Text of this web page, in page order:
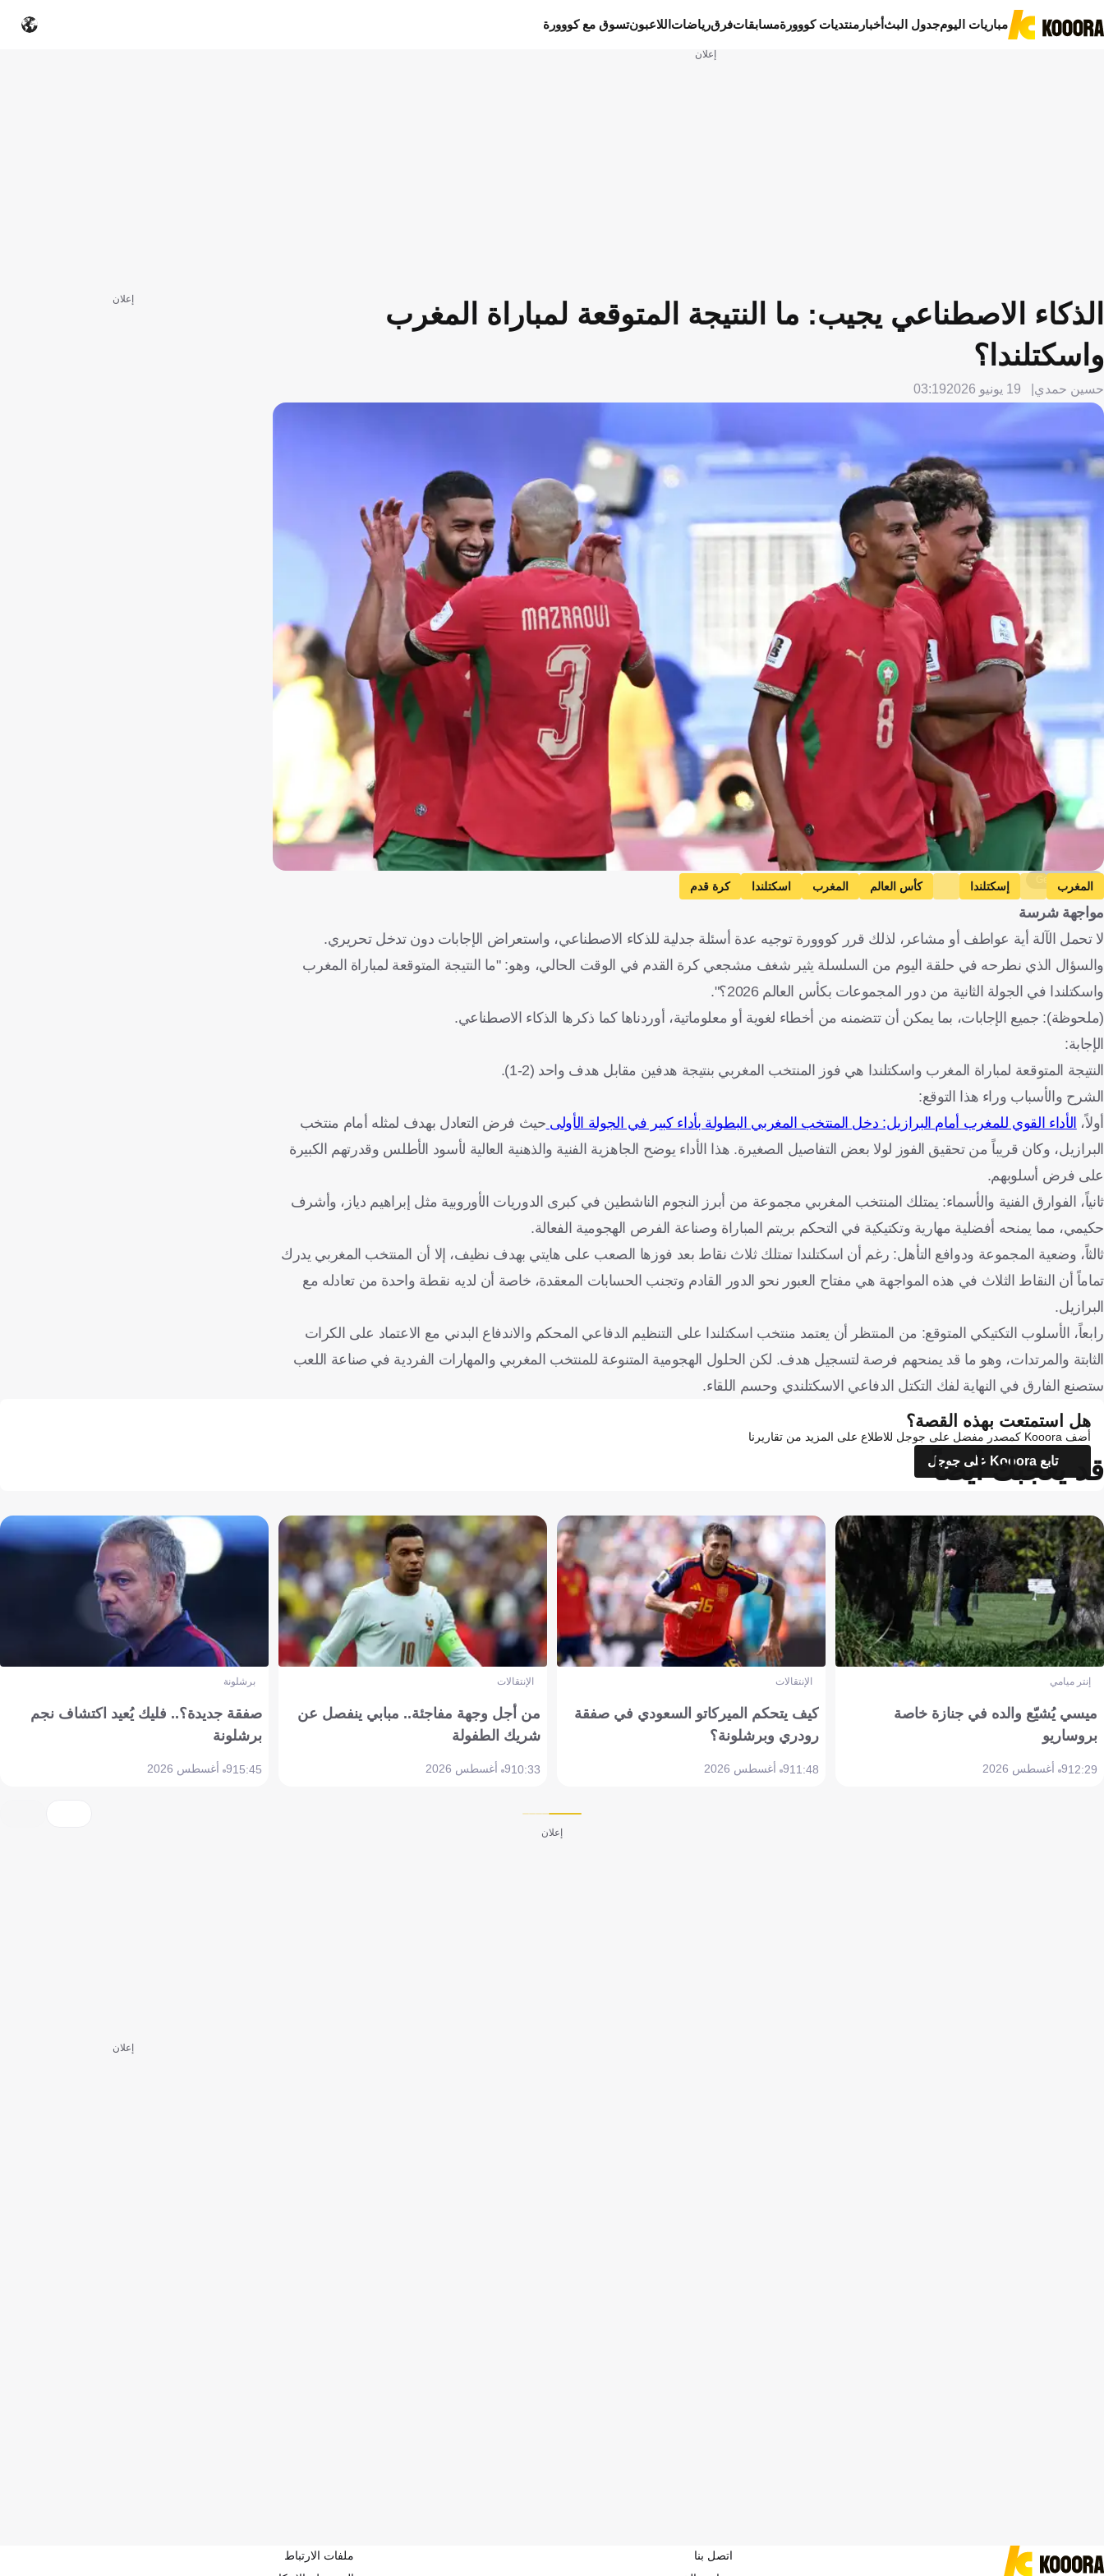
مباريات اليومجدول البثأخبار منتديات كووورةمسابقاتفرقرياضات اللاعبونتسوق مع كووورة
إعلان
الذكاء الاصطناعي يجيب: ما النتيجة المتوقعة لمباراة المغرب
واسكتلندا؟
حسين حمدي 19 يونيو 2026 03:19
Getty Images
المغرب إسكتلندا كأس العالم المغرب اسكتلندا كرة قدم
مواجهة شرسة
لا تحمل الآلة أية عواطف أو مشاعر، لذلك قرر كووورة توجيه عدة أسئلة جدلية للذكاء الاصطناعي، واستعراض الإجابات دون تدخل تحريري.
والسؤال الذي نطرحه في حلقة اليوم من السلسلة يثير شغف مشجعي كرة القدم في الوقت الحالي، وهو: "ما النتيجة المتوقعة لمباراة المغرب
واسكتلندا في الجولة الثانية من دور المجموعات بكأس العالم 2026؟".
(ملحوظة): جميع الإجابات، بما يمكن أن تتضمنه من أخطاء لغوية أو معلوماتية، أوردناها كما ذكرها الذكاء الاصطناعي.
الإجابة:
النتيجة المتوقعة لمباراة المغرب واسكتلندا هي فوز المنتخب المغربي بنتيجة هدفين مقابل هدف واحد (2-1).
الشرح والأسباب وراء هذا التوقع:
أولاً، الأداء القوي للمغرب أمام البرازيل: دخل المنتخب المغربي البطولة بأداء كبير في الجولة الأولى حيث فرض التعادل بهدف لمثله أمام منتخب
البرازيل، وكان قريباً من تحقيق الفوز لولا بعض التفاصيل الصغيرة. هذا الأداء يوضح الجاهزية الفنية والذهنية العالية لأسود الأطلس وقدرتهم الكبيرة
على فرض أسلوبهم.
ثانياً، الفوارق الفنية والأسماء: يمتلك المنتخب المغربي مجموعة من أبرز النجوم الناشطين في كبرى الدوريات الأوروبية مثل إبراهيم دياز، وأشرف
حكيمي، مما يمنحه أفضلية مهارية وتكتيكية في التحكم بريتم المباراة وصناعة الفرص الهجومية الفعالة.
ثالثاً، وضعية المجموعة ودوافع التأهل: رغم أن اسكتلندا تمتلك ثلاث نقاط بعد فوزها الصعب على هايتي بهدف نظيف، إلا أن المنتخب المغربي يدرك
تماماً أن النقاط الثلاث في هذه المواجهة هي مفتاح العبور نحو الدور القادم وتجنب الحسابات المعقدة، خاصة أن لديه نقطة واحدة من تعادله مع
البرازيل.
رابعاً، الأسلوب التكتيكي المتوقع: من المنتظر أن يعتمد منتخب اسكتلندا على التنظيم الدفاعي المحكم والاندفاع البدني مع الاعتماد على الكرات
الثابتة والمرتدات، وهو ما قد يمنحهم فرصة لتسجيل هدف. لكن الحلول الهجومية المتنوعة للمنتخب المغربي والمهارات الفردية في صناعة اللعب
ستصنع الفارق في النهاية لفك التكتل الدفاعي الاسكتلندي وحسم اللقاء.
إعلان
هل استمتعت بهذه القصة؟
أضف Kooora كمصدر مفضل على جوجل للاطلاع على المزيد من تقاريرنا
تابع Kooora على جوجل
قد يعجبك أيضاً
إنتر ميامي
ميسي يُشيّع والده في جنازة خاصة
بروساريو
12:299 أغسطس 2026
الإنتقالات
كيف يتحكم الميركاتو السعودي في صفقة
رودري وبرشلونة؟
11:489 أغسطس 2026
الإنتقالات
من أجل وجهة مفاجئة.. مبابي ينفصل عن
شريك الطفولة
10:339 أغسطس 2026
برشلونة
صفقة جديدة؟.. فليك يُعيد اكتشاف نجم
برشلونة
15:459 أغسطس 2026
إعلان
إعلان
اتصل بنا
ملفات الارتباط